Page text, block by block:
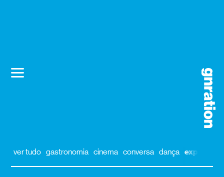
ver tudo gastronomia cinema conversa dança exposição